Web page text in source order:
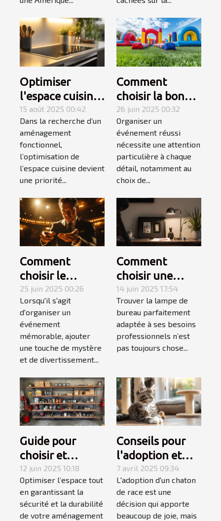
Optimiser
l'espace cuisine
avec une plaque
électrique
adaptée
15 août 2025 00:42
Dans la recherche d’un
aménagement
fonctionnel,
l’optimisation de
l’espace cuisine devient
une priorité...
Comment
choisir la bonne
structure
gonflable pour
votre
événement ?
26 juin 2025 00:32
Organiser un
événement réussi
nécessite une attention
particulière à chaque
détail, notamment au
choix de...
Comment
choisir le
meilleur
magicien
mentaliste pour
votre
événement
25 juin 2025 00:26
Lorsqu'il s'agit
d'organiser un
événement
mémorable, ajouter
une touche de mystère
et de divertissement...
Comment
choisir une
lampe de
bureau adaptée
à votre style de
travail
14 juin 2025 17:54
Trouver la lampe de
bureau parfaitement
adaptée à ses besoins
professionnels n’est
pas toujours chose...
Guide pour
choisir et
installer des
étagères
murales
robustes
12 juin 2025 10:18
Optimiser l’espace tout
en garantissant la
sécurité et la durabilité
de votre aménagement
Conseils pour
l'adoption et
l'accueil d'un
chaton de race
7 avril 2025 09:34
L'adoption d'un chaton
de race est une
décision qui apporte
beaucoup de joie, mais